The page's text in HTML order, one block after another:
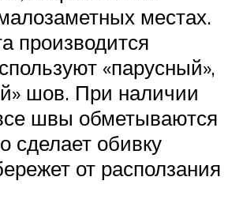
местах.
производится
«парусный»,
шов. При наличии
швы обметываются
сделает обивку
от расползания